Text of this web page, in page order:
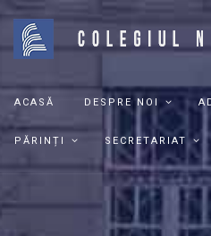
ACASĂ DESPRE NOI
PĂRINȚI SECRETARIAT